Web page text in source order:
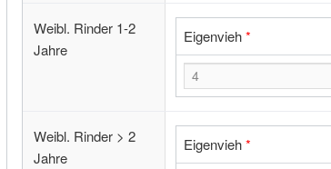
Weibl. Rinder 1-2
Jahre
Eigenvieh*
Weibl. Rinder > 2
Jahre
Eigenvieh*